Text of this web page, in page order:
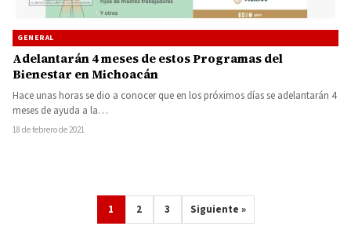
GENERAL
Adelantarán 4 meses de estos Programas del
Bienestar en Michoacán
Hace unas horas se dio a conocer que en los próximos días se adelantarán 4
meses de ayuda a la…
18 de febrero de 2021
1 2 3 Siguiente »